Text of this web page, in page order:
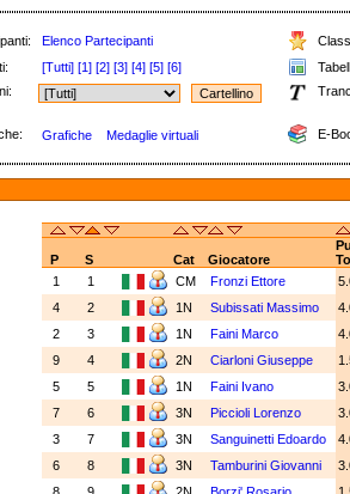
Elenco Partecipanti
[Tutti] [1] [2] [3] [4] [5] [6]
Grafiche Medaglie virtuali E-
P
S Cat Giocatore
1
1 CM Fronzi Ettore
4
2 1N Subissati Massimo
2
3 1N Faini Marco
9
4 2N Ciarloni Giuseppe
5
5 1N Faini Ivano
7
6 3N Piccioli Lorenzo
3
7 3N Sanguinetti Edoardo
6
8 3N Tamburini Giovanni